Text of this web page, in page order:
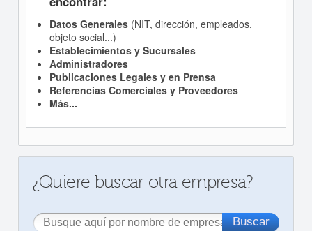
Datos Generales(NIT, dirección, empleados,
objeto social...)
Establecimientos y Sucursales
Administradores
Publicaciones Legales y en Prensa
Referencias Comerciales y Proveedores
Más...
¿Quiere buscar otra empresa?